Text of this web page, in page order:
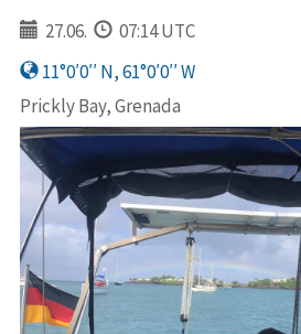
27.06.
07:14 UTC
11°0′0′′ N, 61°0′0′′ W
Prickly Bay, Grenada